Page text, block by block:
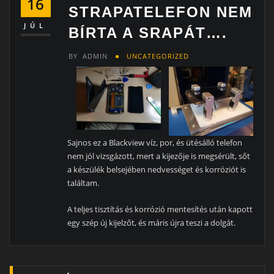
JÚL
STRAPATELEFON NEM
BÍRTA A SRAPÁT….
BY ADMIN UNCATEGORIZED
Sajnos ez a Blackview víz, por, és ütésálló telefon
nem jól vizsgázott, mert a kijezője is megsérült, sőt
a készülék belsejében nedvességet és korróziót is
találtam.
A teljes tisztítás és korrózió mentesítés után kapott
egy szép új kijelzőt, és máris újra teszi a dolgát.